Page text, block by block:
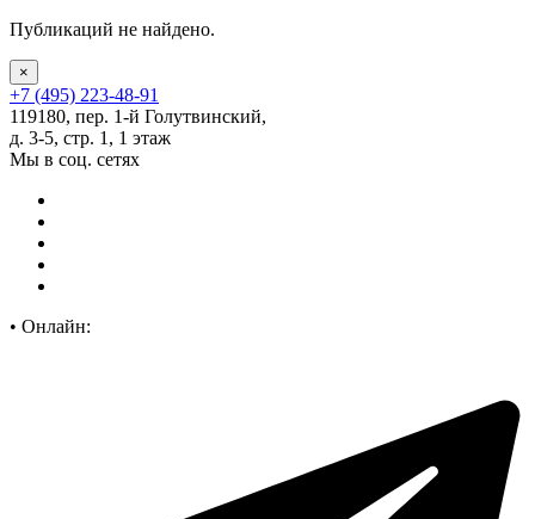
Публикаций не найдено.
×
+7 (495) 223-48-91
119180, пер. 1-й Голутвинский,
д. 3-5, стр. 1, 1 этаж
Мы в соц. сетях
• Онлайн: